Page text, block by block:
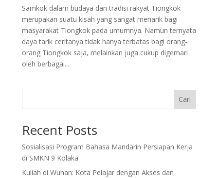
Samkok dalam budaya dan tradisi rakyat Tiongkok
merupakan suatu kisah yang sangat menarik bagi
masyarakat Tiongkok pada umumnya. Namun ternyata
daya tarik ceritanya tidak hanya terbatas bagi orang-
orang Tiongkok saja, melainkan juga cukup digemari
oleh berbagai...
Cari
Recent Posts
Sosialisasi Program Bahasa Mandarin Persiapan Kerja
di SMKN 9 Kolaka
Kuliah di Wuhan: Kota Pelajar dengan Akses dan